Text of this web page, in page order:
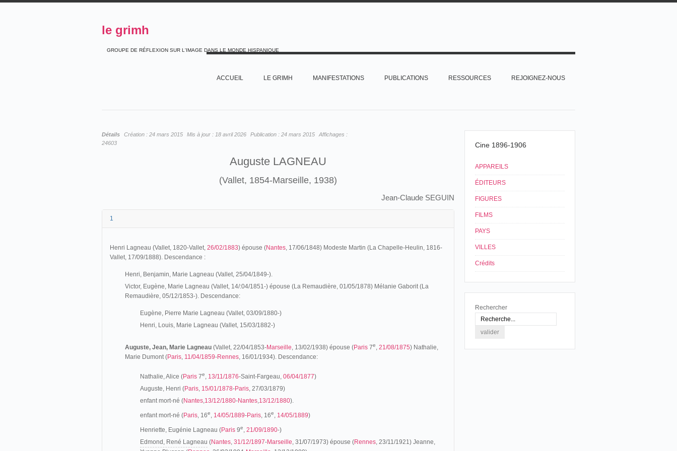
le grimh
GROUPE DE RÉFLEXION SUR L'IMAGE DANS LE MONDE HISPANIQUE
ACCUEIL LE GRIMH MANIFESTATIONS PUBLICATIONS RESSOURCES REJOIGNEZ-NOUS
Détails Création : 24 mars 2015 Mis à jour : 18 avril 2026 Publication : 24 mars 2015
Affichages :
24603
Auguste LAGNEAU
(Vallet, 1854-Marseille, 1938)
Jean-Claude SEGUIN
1
Henri Lagneau (Vallet, 1820-Vallet, 26/02/1883) épouse (Nantes, 17/06/1848) Modeste Martin (La Chapelle-Heulin, 1816-
Vallet, 17/09/1888). Descendance :
Henri, Benjamin, Marie Lagneau (Vallet, 25/04/1849-).
Victor, Eugène, Marie Lagneau (Vallet, 14/:04/1851-) épouse (La Remaudière, 01/05/1878) Mélanie Gaborit (La
Remaudière, 05/12/1853-). Descendance:
Eugène, Pierre Marie Lagneau (Vallet, 03/09/1880-)
Henri, Louis, Marie Lagneau (Vallet, 15/03/1882-)
Auguste, Jean, Marie Lagneau (Vallet, 22/04/1853-Marseille, 13/02/1938) épouse (Paris 7e, 21/08/1875) Nathalie,
Marie Dumont (Paris, 11/04/1859-Rennes, 16/01/1934). Descendance:
Nathalie, Alice (Paris 7e, 13/11/1876-Saint-Fargeau, 06/04/1877)
Auguste, Henri (Paris, 15/01/1878-Paris, 27/03/1879)
enfant mort-né (Nantes,13/12/1880-Nantes,13/12/1880).
enfant mort-né (Paris, 16e, 14/05/1889-Paris, 16e, 14/05/1889)
Henriette, Eugénie Lagneau (Paris 9e, 21/09/1890-)
Edmond, René Lagneau (Nantes, 31/12/1897-Marseille, 31/07/1973) épouse (Rennes, 23/11/1921) Jeanne,
Cine 1896-1906
APPAREILS
ÉDITEURS
FIGURES
FILMS
PAYS
VILLES
Crédits
Rechercher